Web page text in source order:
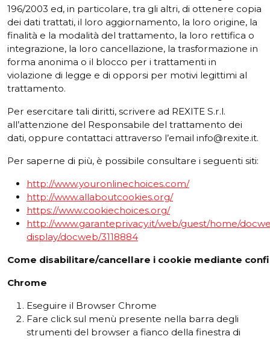
196/2003 ed, in particolare, tra gli altri, di ottenere copia
dei dati trattati, il loro aggiornamento, la loro origine, la
finalità e la modalità del trattamento, la loro rettifica o
integrazione, la loro cancellazione, la trasformazione in
forma anonima o il blocco per i trattamenti in
violazione di legge e di opporsi per motivi legittimi al
trattamento.
Per esercitare tali diritti, scrivere ad REXITE S.r.l.
all’attenzione del Responsabile del trattamento dei
dati, oppure contattaci attraverso l’email info@rexite.it.
Per saperne di più, è possibile consultare i seguenti siti:
http://www.youronlinechoices.com/
http://www.allaboutcookies.org/
https://www.cookiechoices.org/
http://www.garanteprivacy.it/web/guest/home/
display/docweb/3118884
Come disabilitare/cancellare i cookie mediante
Chrome
Eseguire il Browser Chrome
Fare click sul menù presente nella barra degli
strumenti del browser a fianco della finestra di